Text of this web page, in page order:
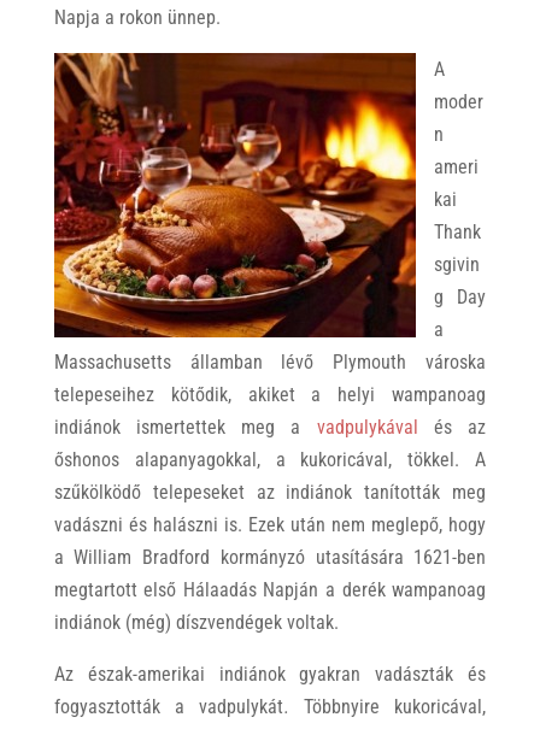
Napja a rokon ünnep.
A
moder
n
ameri
kai
Thank
sgivin
g Day
a
Massachusetts államban lévő Plymouth városka
telepeseihez kötődik, akiket a helyi wampanoag
indiánok ismertettek meg a vadpulykával és az
őshonos alapanyagokkal, a kukoricával, tökkel. A
szűkölködő telepeseket az indiánok tanították meg
vadászni és halászni is. Ezek után nem meglepő, hogy
a William Bradford kormányzó utasítására 1621-ben
megtartott első Hálaadás Napján a derék wampanoag
indiánok (még) díszvendégek voltak.
Az észak-amerikai indiánok gyakran vadászták és
fogyasztották a vadpulykát. Többnyire kukoricával,